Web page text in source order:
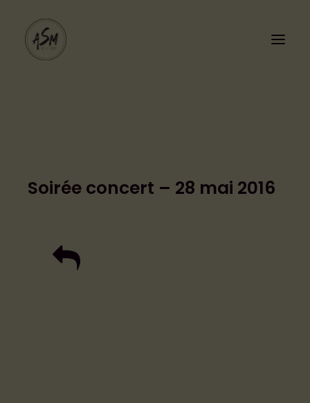
Cashless
Soirée concert – 28 mai 2016